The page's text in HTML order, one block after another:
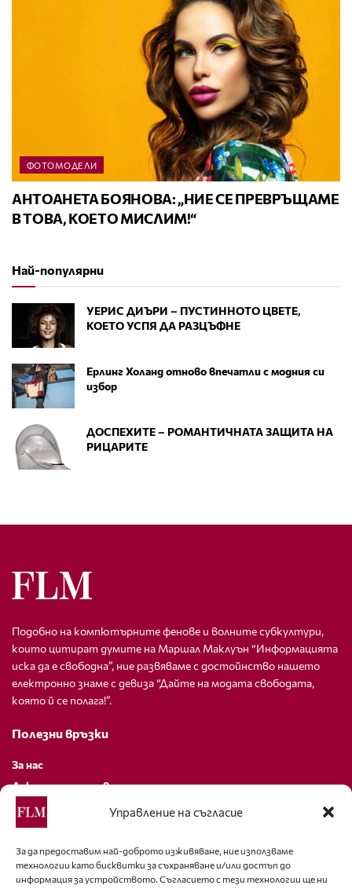
Управление на съгласие
За да предоставим най-доброто изживяване, ние използваме
технологии като бисквитки за съхраняване и/или достъп до
информация за устройството. Съгласието с тези технологии ще ни
ФОТОМОДЕЛИ
АНТОАНЕТА БОЯНОВА: „НИЕ СЕ ПРЕВРЪЩАМЕ
В ТОВА, КОЕТО МИСЛИМ!“
Най-популярни
УЕРИС ДИЪРИ – ПУСТИННОТО ЦВЕТЕ,
КОЕТО УСПЯ ДА РАЗЦЪФНЕ
Ерлинг Холанд отново впечатли с модния си
избор
ДОСПЕХИТЕ – РОМАНТИЧНАТА ЗАЩИТА НА
РИЦАРИТЕ
Подобно на компютърните фенове и волните субкултури,
които цитират думите на Маршал Маклуън “Информацията
иска да е свободна”, ние развяваме с достойнство нашето
електронно знаме с девиза “Дайте на модата свободата,
която й се полага!”.
Полезни връзки
За нас
Декларация за поверителност
Политика за бисквитки
За контакти
editor@fashion-lifestyle.net